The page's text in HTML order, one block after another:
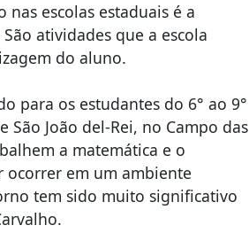
escolas estaduais é a
atividades que a escola
do aluno.
para os estudantes do 6° ao 9°
João del-Rei, no Campo das
a matemática e o
ocorrer em um ambiente
tem sido muito significativo